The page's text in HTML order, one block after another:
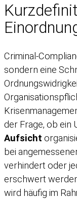
Criminal-
sondern eine
der Frage, ob ein
Aufsicht
bei
verhindert oder
erschwert
wird häufig im